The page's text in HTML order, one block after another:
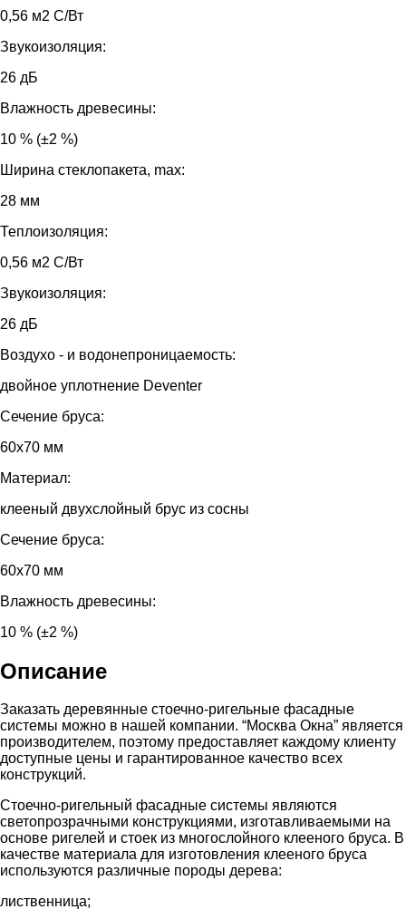
0,56 м2 С/Вт
Звукоизоляция:
26 дБ
Влажность древесины:
10 % (±2 %)
Ширина стеклопакета, max:
28 мм
Теплоизоляция:
0,56 м2 С/Вт
Звукоизоляция:
26 дБ
Воздухо - и водонепроницаемость:
двойное уплотнение Deventer
Сечение бруса:
60х70 мм
Материал:
клееный двухслойный брус из сосны
Сечение бруса:
60х70 мм
Влажность древесины:
10 % (±2 %)
Описание
Заказать деревянные стоечно-ригельные фасадные
системы можно в нашей компании. “Москва Окна” является
производителем, поэтому предоставляет каждому клиенту
доступные цены и гарантированное качество всех
конструкций.
Стоечно-ригельный фасадные системы являются
светопрозрачными конструкциями, изготавливаемыми на
основе ригелей и стоек из многослойного клееного бруса. В
качестве материала для изготовления клееного бруса
используются различные породы дерева:
лиственница;